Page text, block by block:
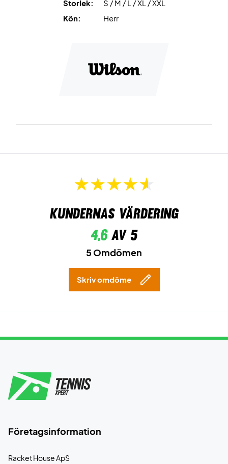
Storlek:
S / M / L / XL / XXL
Kön:
Herr
Kundernas värdering
4,6av 5
5 Omdömen
Skriv omdöme
Företagsinformation
Racket House ApS